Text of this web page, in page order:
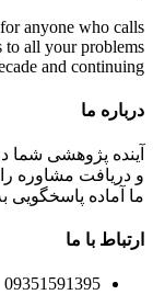
anyone who calls
to all your problems
and continuing
درباره ما
آینده پژوهشی
و دریافت مشاوره
ما آماده پاسخگویی
ارتباط با ما
09351591395